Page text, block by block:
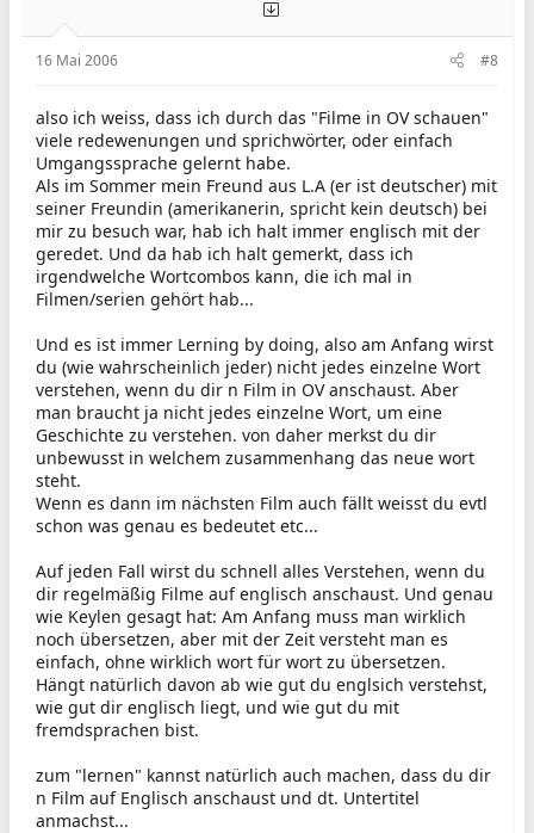
16 Mai 2006 #8
also ich weiss, dass ich durch das "Filme in OV schauen"
viele redewenungen und sprichwörter, oder einfach
Umgangssprache gelernt habe.
Als im Sommer mein Freund aus L.A (er ist deutscher) mit
seiner Freundin (amerikanerin, spricht kein deutsch) bei
mir zu besuch war, hab ich halt immer englisch mit der
geredet. Und da hab ich halt gemerkt, dass ich
irgendwelche Wortcombos kann, die ich mal in
Filmen/serien gehört hab...
Und es ist immer Lerning by doing, also am Anfang wirst
du (wie wahrscheinlich jeder) nicht jedes einzelne Wort
verstehen, wenn du dir n Film in OV anschaust. Aber
man braucht ja nicht jedes einzelne Wort, um eine
Geschichte zu verstehen. von daher merkst du dir
unbewusst in welchem zusammenhang das neue wort
steht.
Wenn es dann im nächsten Film auch fällt weisst du evtl
schon was genau es bedeutet etc...
Auf jeden Fall wirst du schnell alles Verstehen, wenn du
dir regelmäßig Filme auf englisch anschaust. Und genau
wie Keylen gesagt hat: Am Anfang muss man wirklich
noch übersetzen, aber mit der Zeit versteht man es
einfach, ohne wirklich wort für wort zu übersetzen.
Hängt natürlich davon ab wie gut du englsich verstehst,
wie gut dir englisch liegt, und wie gut du mit
fremdsprachen bist.
zum "lernen" kannst natürlich auch machen, dass du dir
n Film auf Englisch anschaust und dt. Untertitel
anmachst...